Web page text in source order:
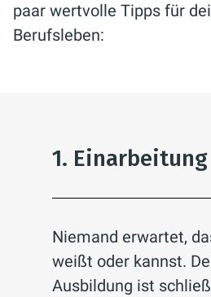
paar wertvolle Tipps für
Berufsleben:
1. Einarbeitung
Niemand erwartet,
weißt oder kannst.
Ausbildung ist